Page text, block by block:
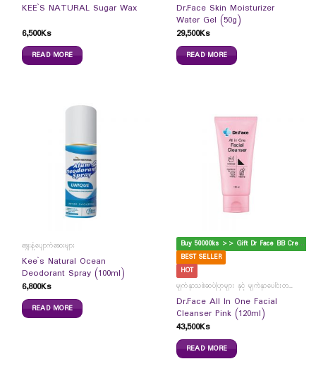
KEE`S NATURAL Sugar Wax
6,500Ks
READ MORE
Dr.Face Skin Moisturizer
Water Gel (50g)
29,500Ks
READ MORE
ချွေးနံ့ပျောက်ဆေးများ
Kee`s Natural Ocean
Deodorant Spray (100ml)
6,800Ks
READ MORE
B
uy 50000ks >> Gift Dr Face BB Cream
BEST SELLER
HOT
မျက်နှာသစ်ဆပ်ပြာများ နှင့် မျက်နှာပေါင်းတင်ကပ်ခွာများ
Dr.Face All In One Facial
Cleanser Pink (120ml)
43,500Ks
READ MORE